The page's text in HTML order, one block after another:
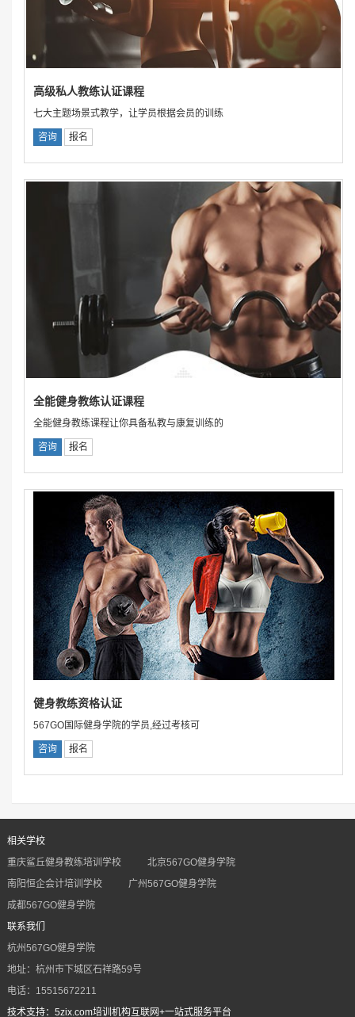
高级私人教练认证课程
七大主题场景式教学，让学员根据会员的训练
咨询 报名
全能健身教练认证课程
全能健身教练课程让你具备私教与康复训练的
咨询 报名
健身教练资格认证
567GO国际健身学院的学员,经过考核可
咨询 报名
相关学校
重庆鲨丘健身教练培训学校
北京567GO健身学院
南阳恒企会计培训学校
广州567GO健身学院
成都567GO健身学院
联系我们
杭州567GO健身学院
地址：杭州市下城区石祥路59号
电话：15515672211
技术支持：5zix.com培训机构互联网+一站式服务平台